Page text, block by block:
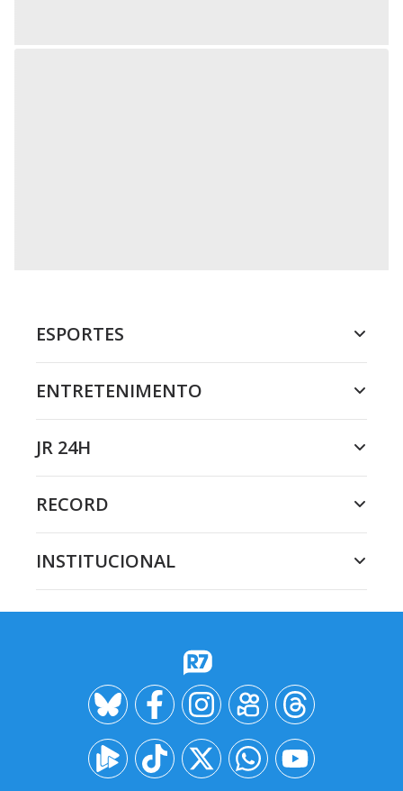
ESPORTES
ENTRETENIMENTO
JR 24H
RECORD
INSTITUCIONAL